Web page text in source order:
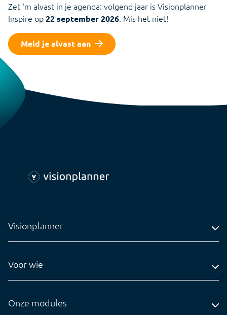
Zet ‘m alvast in je agenda: volgend jaar is Visionplanner
Inspire op22 september 2026. Mis het niet!
Meld je alvast aan
Visionplanner
Contact
Voor wie
Accountantskantoren
Administratiekantoren
Onze modules